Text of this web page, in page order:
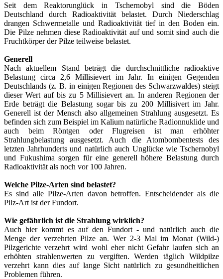
Seit dem Reaktorunglück in Tschernobyl sind die Böden
Deutschland durch Radioaktivität belastet. Durch Niederschlag
drangen Schwermetalle und Radioaktivität tief in den Boden ein.
Die Pilze nehmen diese Radioaktivität auf und somit sind auch die
Fruchtkörper der Pilze teilweise belastet.
Generell
Nach aktuellem Stand beträgt die durchschnittliche radioaktive
Belastung circa 2,6 Millisievert im Jahr. In einigen Gegenden
Deutschlands (z. B. in einigen Regionen des Schwarzwaldes) steigt
dieser Wert auf bis zu 5 Millisievert an. In anderen Regionen der
Erde beträgt die Belastung sogar bis zu 200 Millisivert im Jahr.
Generell ist der Mensch also allgemeinen Strahlung ausgesetzt. Es
befinden sich zum Beispiel im Kalium natürliche Radionnuklide und
auch beim Röntgen oder Flugreisen ist man erhöhter
Strahlungbelastung ausgesetzt. Auch die Atombombentests des
letzten Jahrhunderts und natürlich auch Unglücke wie Tschernobyl
und Fukushima sorgen für eine generell höhere Belastung durch
Radioaktivität als noch vor 100 Jahren.
Welche Pilze-Arten sind belastet?
Es sind alle Pilze-Arten davon betroffen. Entscheidender als die
Pilz-Art ist der Fundort.
Wie gefährlich ist die Strahlung wirklich?
Auch hier kommt es auf den Fundort - und natürlich auch die
Menge der verzehrten Pilze an. Wer 2-3 Mal im Monat (Wild-)
Pilzgerichte verzehrt wird wohl eher nicht Gefahr laufen sich an
erhöhten strahlenwerten zu vergiften. Werden täglich Wildpilze
verzehrt kann dies auf lange Sicht natürlich zu gesundheitlichen
Problemen führen.